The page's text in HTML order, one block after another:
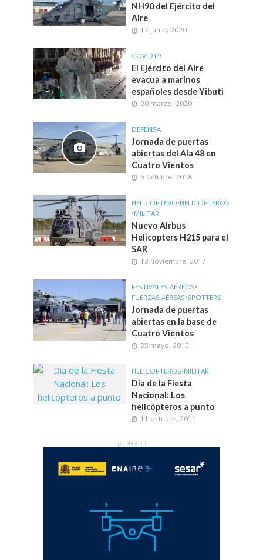
NH90 del Ejército del
Aire
17 junio, 2020
COVID19
El Ejército del Aire
evacua a marinos
españoles desde Yibuti
20 marzo, 2020
DEFENSA
Jornada de puertas
abiertas del Ala 48 en
Cuatro Vientos
6 octubre, 2018
HELICOPTERO•HELICOPTEROS
•MILITAR
Nuevo Airbus
Helicopters H215 para el
SAR
13 noviembre, 2017
FESTIVALES AÉREOS•
FUERZAS AÉREAS•SPOTTERS
Jornada de puertas
abiertas en la base de
Cuatro Vientos
25 mayo, 2013
HELICOPTEROS•MILITAR
Dia de la Fiesta
Nacional: Los
helicópteros a punto
11 octubre, 2011